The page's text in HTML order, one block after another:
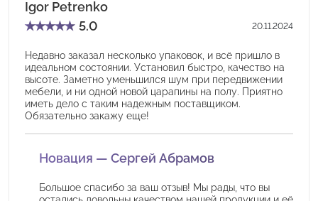
Igor Petrenko
★★★★★ 5.0 20.11.2024
Недавно заказал несколько упаковок, и всё пришло в
идеальном состоянии. Установил быстро, качество на
высоте. Заметно уменьшился шум при передвижении
мебели, и ни одной новой царапины на полу. Приятно
иметь дело с таким надежным поставщиком.
Обязательно закажу еще!
Новация — Сергей Абрамов
Большое спасибо за ваш отзыв! Мы рады, что вы